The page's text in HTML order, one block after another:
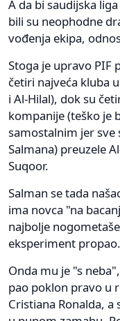
A da bi saudijska
bili su neophodne
vođenja ekipa,
Stoga je upravo PIF
četiri najveća kluba
i Al-Hilal), dok su
kompanije (teško je
samostalnim jer sve
Salmana) preuzele
Suqoor.
Salman se tada
ima novca "na
najbolje
eksperiment propao.
Onda mu je "s
pao poklon pravo u
Cristiana Ronalda,